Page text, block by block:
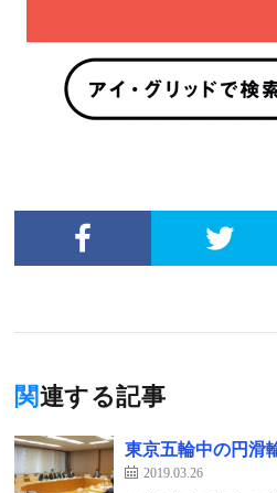
関連する記事
東京五輪中の円滑
2019.03.26